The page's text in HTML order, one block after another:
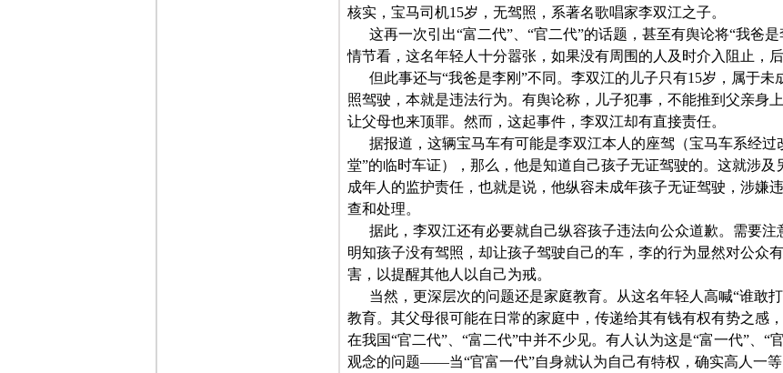
核实，宝马司机15岁，无驾照，系著名歌唱家李双江之子。
这再一次引出“富二代”、“官二代”的话题，甚至有舆论将“我爸
情节看，这名年轻人十分嚣张，如果没有周围的人及时介入阻止，后
但此事还与“我爸是李刚”不同。李双江的儿子只有15岁，属于
照驾驶，本就是违法行为。有舆论称，儿子犯事，不能推到父亲身
让父母也来顶罪。然而，这起事件，李双江却有直接责任。
据报道，这辆宝马车有可能是李双江本人的座驾（宝马车系经
堂”的临时车证），那么，他是知道自己孩子无证驾驶的。这就涉
成年人的监护责任，也就是说，他纵容未成年孩子无证驾驶，涉嫌
查和处理。
据此，李双江还有必要就自己纵容孩子违法向公众道歉。需要注
明知孩子没有驾照，却让孩子驾驶自己的车，李的行为显然对公众
害，以提醒其他人以自己为戒。
当然，更深层次的问题还是家庭教育。从这名年轻人高喊“谁敢
教育。其父母很可能在日常的家庭中，传递给其有钱有权有势之感
在我国“官二代”、“富二代”中并不少见。有人认为这是“富一代”、“
观念的问题——当“官富一代”自身就认为自己有特权，确实高人一